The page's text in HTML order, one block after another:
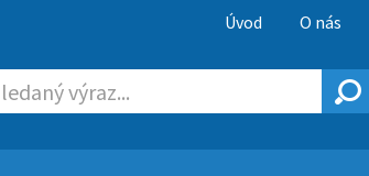
Úvod O nás